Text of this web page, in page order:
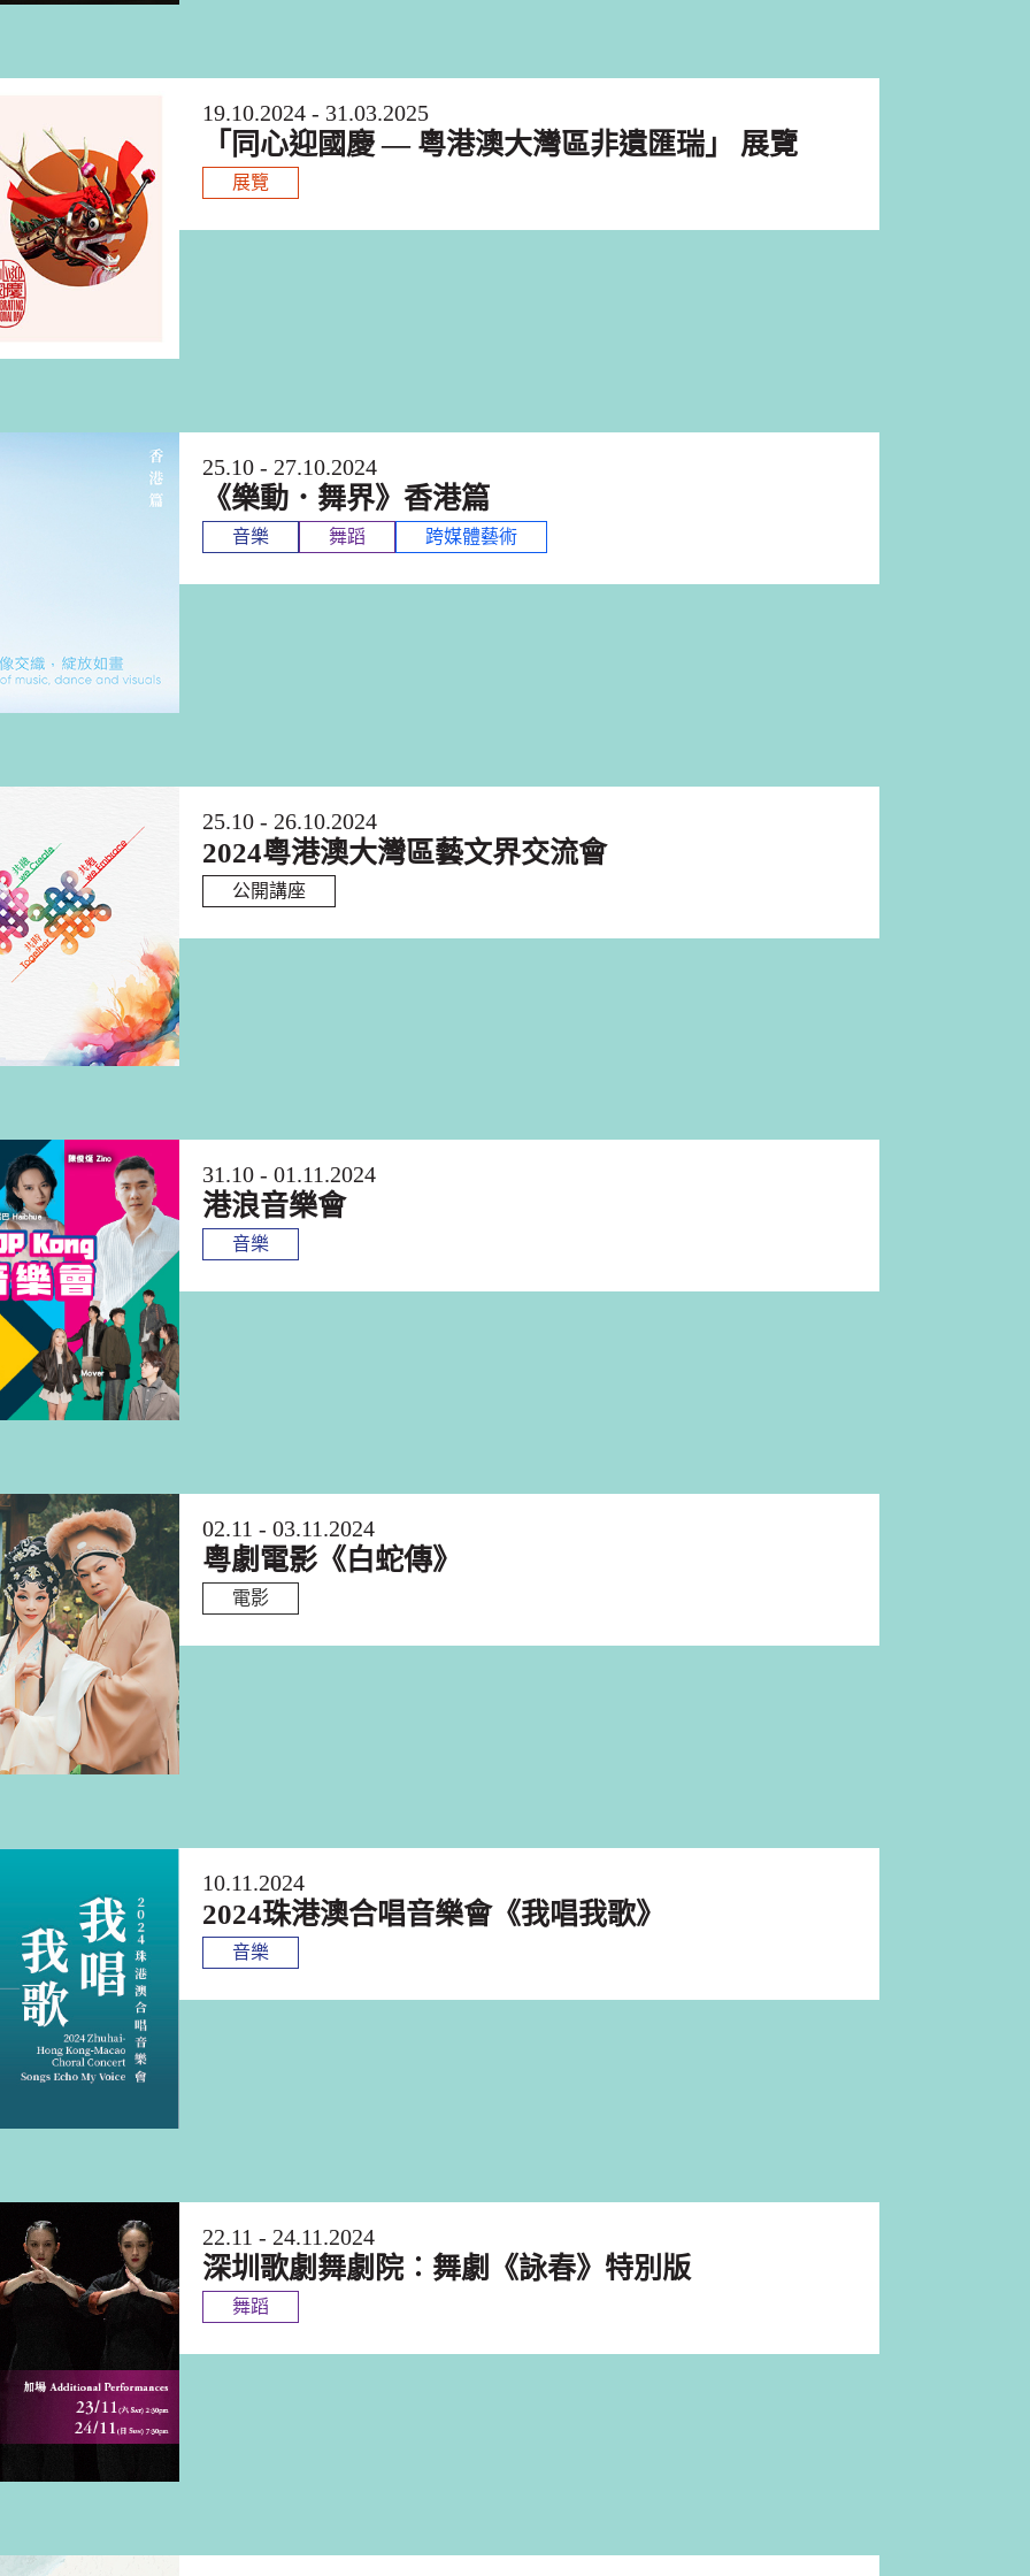
19.10.2024 - 31.03.2025
「同心迎國慶 — 粵港澳大灣區非遺匯瑞」 展覽
展覽
25.10 - 27.10.2024
《樂動．舞界》香港篇
音樂 舞蹈 跨媒體藝術
25.10 - 26.10.2024
2024粵港澳大灣區藝文界交流會
公開講座
31.10 - 01.11.2024
港浪音樂會
音樂
02.11 - 03.11.2024
粵劇電影《白蛇傳》
電影
10.11.2024
2024珠港澳合唱音樂會《我唱我歌》
音樂
22.11 - 24.11.2024
深圳歌劇舞劇院︰舞劇《詠春》特別版
舞蹈